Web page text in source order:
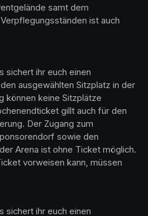
samt dem
ist auch
sichert ihr euch einen
ausgewählten Sitzplatz in der
können keine Sitzplätze
gillt auch für den
Der Zugang zum
sowie den
Arena ist ohne Ticket möglich.
vorweisen kann, müssen
sichert ihr euch einen